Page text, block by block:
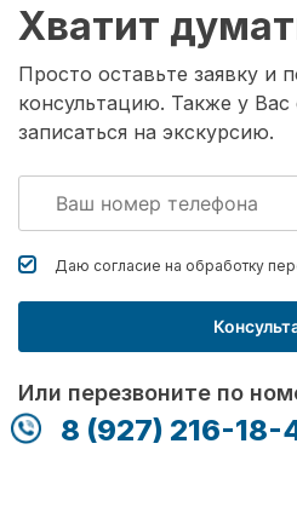
Хватит
Просто оставьте заявку и
консультацию. Также у
записаться на экскурсию.
Даю согласие на обработку
Или перезвоните по
8 (927) 216-18-